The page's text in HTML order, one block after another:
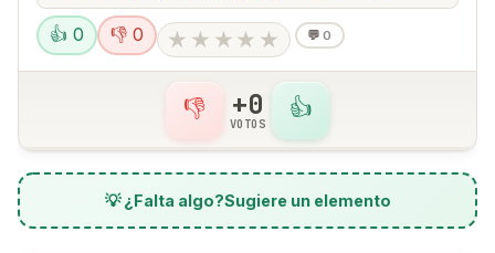
👍 0 👎 0 ★ ★ ★ ★ ★ 💬 0
👍
+0
VOTOS
👎
💡 ¿Falta algo?Sugiere un elemento